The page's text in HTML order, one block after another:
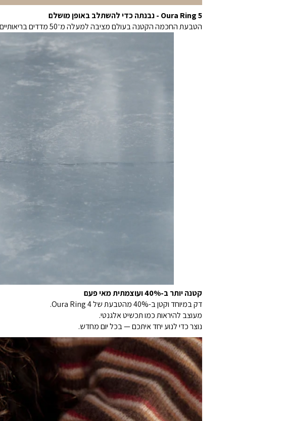
Oura Ring 5 - נבנתה כדי להשתלב באופן מושלם
הטבעת החכמה הקטנה בעולם מציבה למעלה מ־50 מדדים בריאותיים בהישג ידכם
קטנה יותר ב-40% ועוצמתית מאי פעם
דק במיוחד וקטן ב-40% מהטבעת של Oura Ring 4.
מעוצב להיראות כמו תכשיט אלגנטי.
נוצר כדי לנוע יחד איתכם — בכל יום מחדש.